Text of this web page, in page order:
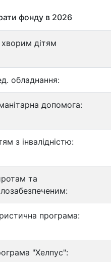
фонду в 2026
дітям
обладнання:
допомога:
з інвалідністю:
та
програма:
"Хелпус":